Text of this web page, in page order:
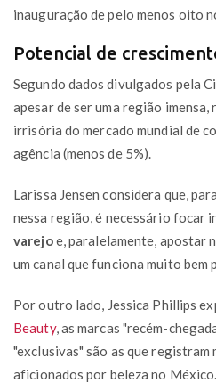
inauguração de pelo menos oito
Potencial de
Segundo dados divulgados pela
apesar de ser uma região
irrisória do mercado mundial de
agência (menos de 5%).
Larissa Jensen considera que,
nessa região, é necessário focar
varejoe, paralelamente, apostar
um canal que funciona muito bem
Por outro lado, Jessica Phillips
Beauty, as marcas "recém-
"exclusivas" são as que registram
aficionados por beleza no México.